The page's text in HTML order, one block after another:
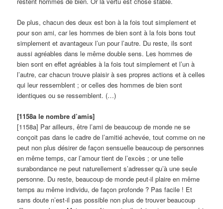
De plus, chacun des deux est bon à la fois tout simplement et
pour son ami, car les hommes de bien sont à la fois bons tout
simplement et avantageux l’un pour l’autre. Du reste, ils sont
aussi agréables dans le même double sens. Les hommes de
bien sont en effet agréables à la fois tout simplement et l’un à
l’autre, car chacun trouve plaisir à ses propres actions et à celles
qui leur ressemblent ; or celles des hommes de bien sont
identiques ou se ressemblent. (…)
[1158a le nombre d’amis]
[1158a] Par ailleurs, être l’ami de beaucoup de monde ne se
conçoit pas dans le cadre de l’amitié achevée, tout comme on ne
peut non plus désirer de façon sensuelle beaucoup de personnes
en même temps, car l’amour tient de l’excès ; or une telle
surabondance ne peut naturellement s’adresser qu’à une seule
personne. Du reste, beaucoup de monde peut-il plaire en même
temps au même individu, de façon profonde ? Pas facile ! Et
sans doute n’est-il pas possible non plus de trouver beaucoup